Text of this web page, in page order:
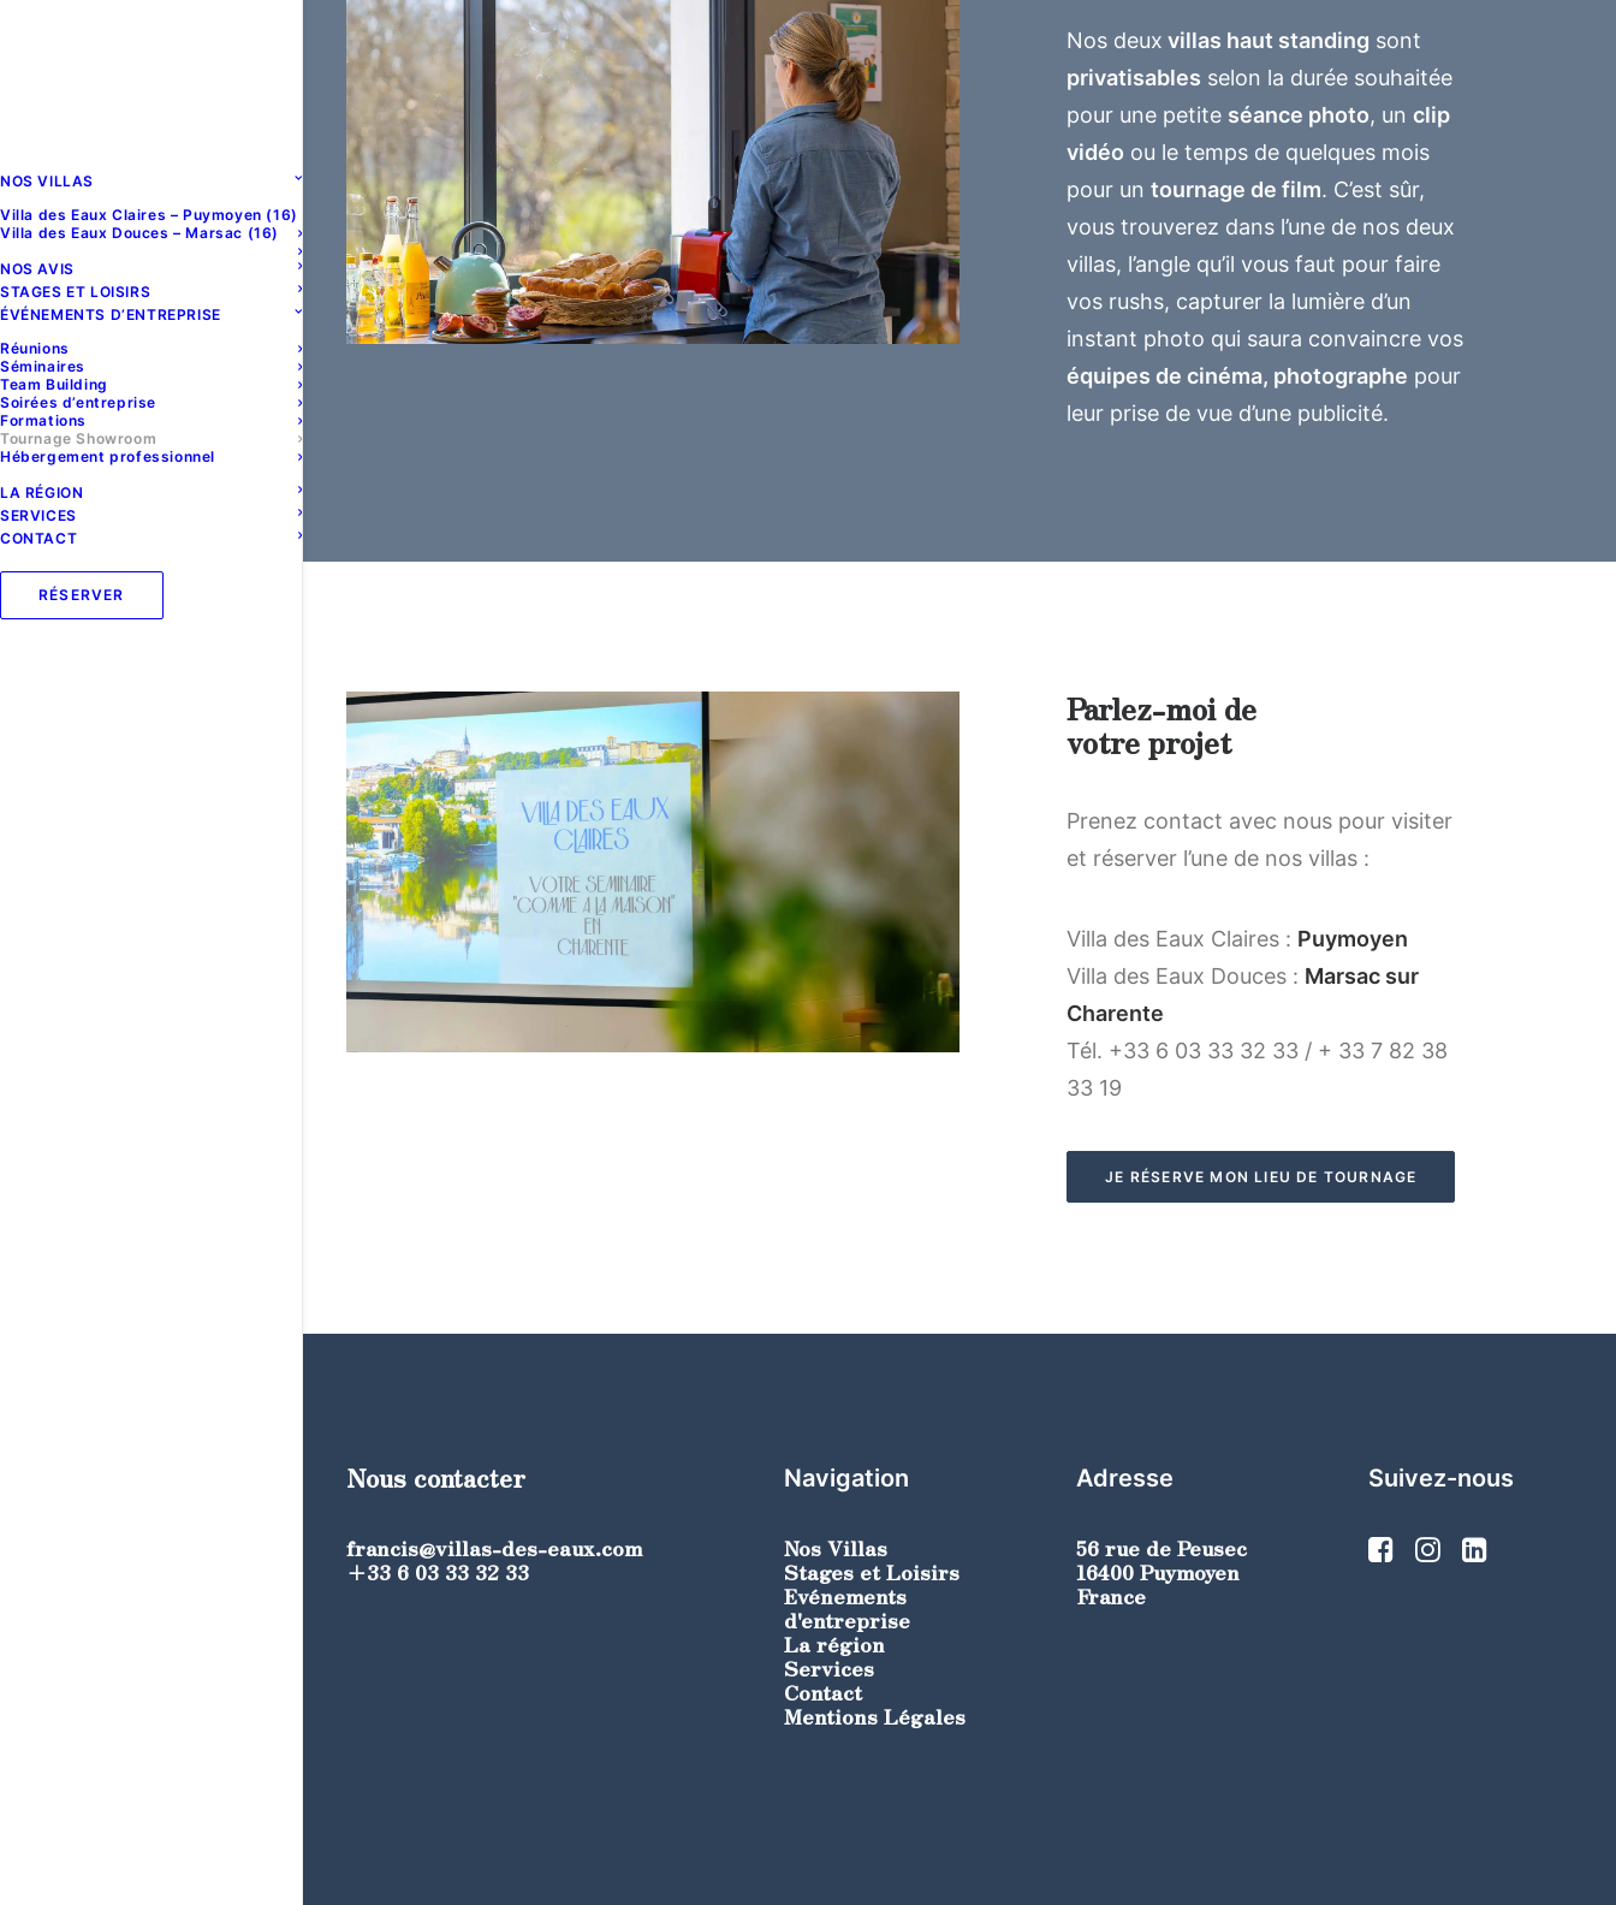
NOS VILLAS
Villa des Eaux Claires – Puymoyen (16)
Villa des Eaux Douces – Marsac (16)
NOS AVIS
STAGES ET LOISIRS
ÉVÉNEMENTS D’ENTREPRISE
Réunions
Séminaires
Team Building
Soirées d’entreprise
Formations
Tournage Showroom
Hébergement professionnel
LA RÉGION
SERVICES
CONTACT
RÉSERVER
Nos deux villas haut standing sont
privatisables selon la durée souhaitée
pour une petite séance photo, unclip
vidéo ou le temps de quelques mois
pour untournage de film. C’est sûr,
vous trouverez dans l’une de nos deux
villas, l’angle qu’il vous faut pour faire
vos rushs, capturer la lumière d’un
instant photo qui saura convaincre vos
équipes de cinéma, photographe pour
leur prise de vue d’une publicité.
Parlez-moi de
votre projet
Prenez contact avec nous pour visiter
et réserver l’une de nos villas :
Villa des Eaux Claires : Puymoyen
Villa des Eaux Douces : Marsac sur
Charente
Tél. +33 6 03 33 32 33 / + 33 7 82 38
33 19
JE RÉSERVE MON LIEU DE TOURNAGE
Nous contacter
francis@villas-des-eaux.com
+33 6 03 33 32 33
Navigation
Nos Villas
Stages et Loisirs
Evénements
d'entreprise
La région
Services
Contact
Mentions Légales
Adresse
56 rue de Peusec
16400 Puymoyen
France
Suivez-nous